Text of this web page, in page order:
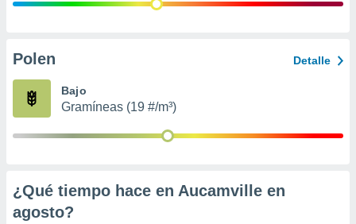
e
publicidad
Polen Detalle
Bajo
Gramíneas (19 #/m³)
¿Qué tiempo hace en Aucamville en
agosto?